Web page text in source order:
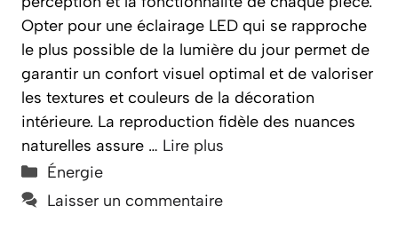
Opter pour une éclairage LED qui se rapproche
le plus possible de la lumière du jour permet de
garantir un confort visuel optimal et de valoriser
les textures et couleurs de la décoration
intérieure. La reproduction fidèle des nuances
naturelles assure … Lire plus
Catégories
Énergie
Laisser un commentaire